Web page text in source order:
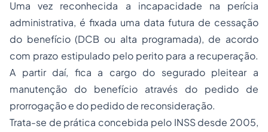
Uma vez reconhecida a incapacidade na perícia
administrativa, é fixada uma data futura de cessação
do benefício (DCB ou alta programada), de acordo
com prazo estipulado pelo perito para a recuperação.
A partir daí, fica a cargo do segurado pleitear a
manutenção do benefício através do pedido de
prorrogação e do pedido de reconsideração.
Trata-se de prática concebida pelo INSS desde 2005,